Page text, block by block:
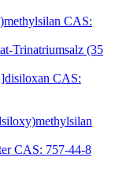
CAS:
Trinatriumsalz (35
CAS:
CAS: 757-44-8